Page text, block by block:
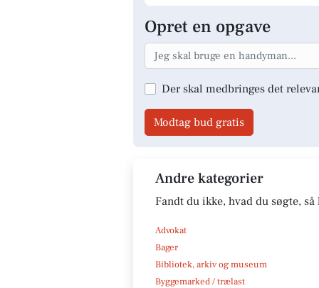
Opret en opgave
Der skal medbringes det
Modtag bud gratis
Andre kategorier
Fandt du ikke, hvad du søgte,
Advokat
Bager
Bibliotek, arkiv og museum
Byggemarked / trælast